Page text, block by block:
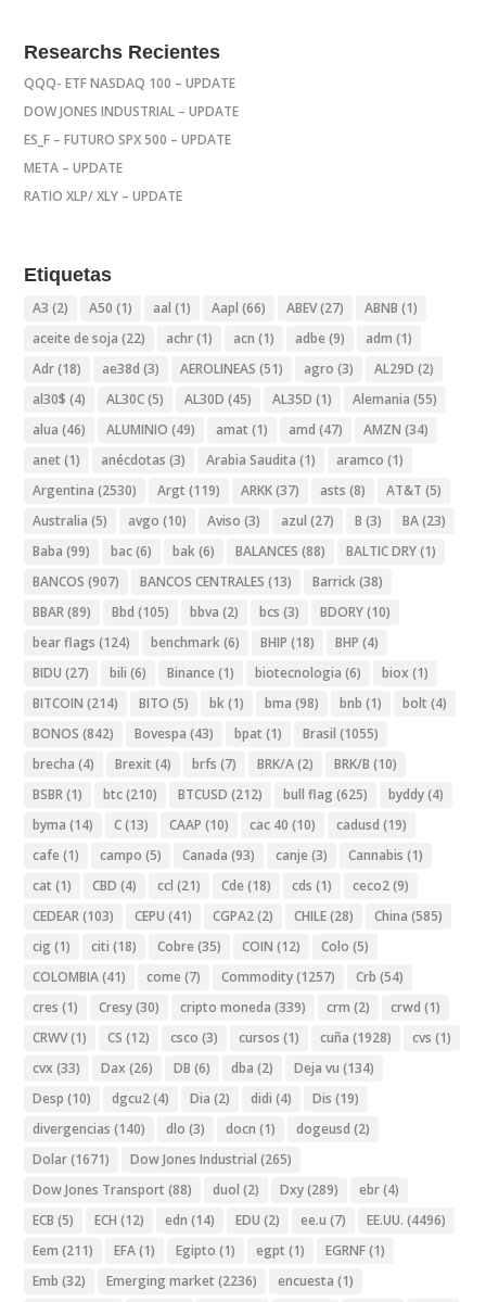
Researchs Recientes
QQQ- ETF NASDAQ 100 – UPDATE
DOW JONES INDUSTRIAL – UPDATE
ES_F – FUTURO SPX 500 – UPDATE
META – UPDATE
RATIO XLP/ XLY – UPDATE
Etiquetas
A3 (2) A50 (1) aal (1) Aapl (66) ABEV(27) ABNB (1)
aceite de soja (22) achr(1) acn (1) adbe (9) adm (1)
Adr(18) ae38d (3) AEROLINEAS (51) agro (3) AL29D (2)
al30$ (4) AL30C(5) AL30D (45) AL35D (1) Alemania (55)
alua (46) ALUMINIO (49) amat (1) amd (47) AMZN (34)
anet (1) anécdotas (3) Arabia Saudita (1) aramco (1)
Argentina (2530) Argt (119) ARKK(37) asts (8) AT&T (5)
Australia (5) avgo (10) Aviso (3) azul (27) B (3) BA(23)
Baba (99) bac(6) bak(6) BALANCES (88) BALTIC DRY(1)
BANCOS (907) BANCOS CENTRALES (13) Barrick(38)
BBAR(89) Bbd (105) bbva (2) bcs (3) BDORY(10)
bear flags (124) benchmark(6) BHIP (18) BHP (4)
BIDU (27) bili (6) Binance (1) biotecnologia (6) biox (1)
BITCOIN (214) BITO (5) bk(1) bma (98) bnb (1) bolt (4)
BONOS (842) Bovespa (43) bpat (1) Brasil (1055)
brecha (4) Brexit (4) brfs (7) BRK/A(2) BRK/B (10)
BSBR(1) btc(210) BTCUSD (212) bull flag (625) byddy(4)
byma (14) C(13) CAAP (10) cac 40 (10) cadusd (19)
cafe (1) campo (5) Canada (93) canje (3) Cannabis (1)
cat (1) CBD (4) ccl (21) Cde (18) cds (1) ceco2(9)
CEDEAR(103) CEPU (41) CGPA2(2) CHILE(28) China (585)
cig (1) citi (18) Cobre (35) COIN (12) Colo (5)
COLOMBIA(41) come (7) Commodity(1257) Crb (54)
cres (1) Cresy(30) cripto moneda (339) crm (2) crwd (1)
CRWV(1) CS (12) csco (3) cursos (1) cuña (1928) cvs (1)
cvx (33) Dax (26) DB (6) dba (2) Deja vu (134)
Desp (10) dgcu2(4) Dia (2) didi (4) Dis (19)
divergencias (140) dlo (3) docn (1) dogeusd (2)
Dolar(1671) Dow Jones Industrial (265)
Dow Jones Transport (88) duol (2) Dxy(289) ebr(4)
ECB (5) ECH (12) edn (14) EDU (2) ee.u (7) EE.UU. (4496)
Eem (211) EFA(1) Egipto (1) egpt (1) EGRNF(1)
Emb (32) Emerging market (2236) encuesta (1)